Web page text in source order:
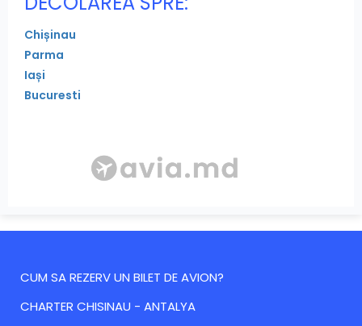
Chișinau
Parma
Iași
Bucuresti
CUM SA REZERV UN BILET DE AVION?
CHARTER CHISINAU - ANTALYA